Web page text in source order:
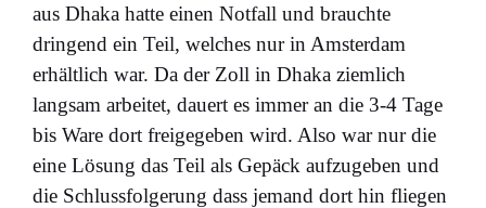
aus Dhaka hatte einen Notfall und brauchte
dringend ein Teil, welches nur in Amsterdam
erhältlich war. Da der Zoll in Dhaka ziemlich
langsam arbeitet, dauert es immer an die 3-4 Tage
bis Ware dort freigegeben wird. Also war nur die
eine Lösung das Teil als Gepäck aufzugeben und
die Schlussfolgerung dass jemand dort hin fliegen